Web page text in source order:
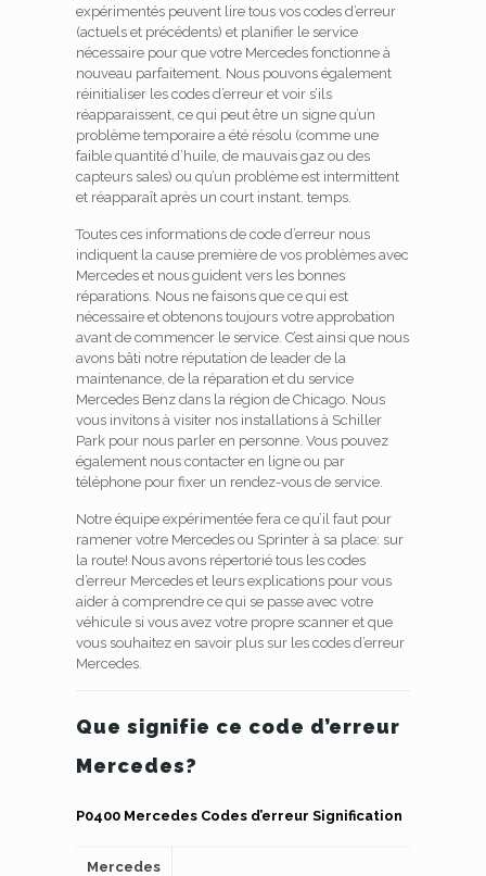
expérimentés peuvent lire tous vos codes d’erreur
(actuels et précédents) et planifier le service
nécessaire pour que votre Mercedes fonctionne à
nouveau parfaitement. Nous pouvons également
réinitialiser les codes d’erreur et voir s’ils
réapparaissent, ce qui peut être un signe qu’un
problème temporaire a été résolu (comme une
faible quantité d’huile, de mauvais gaz ou des
capteurs sales) ou qu’un problème est intermittent
et réapparaît après un court instant. temps.
Toutes ces informations de code d’erreur nous
indiquent la cause première de vos problèmes avec
Mercedes et nous guident vers les bonnes
réparations. Nous ne faisons que ce qui est
nécessaire et obtenons toujours votre approbation
avant de commencer le service. C’est ainsi que nous
avons bâti notre réputation de leader de la
maintenance, de la réparation et du service
Mercedes Benz dans la région de Chicago. Nous
vous invitons à visiter nos installations à Schiller
Park pour nous parler en personne. Vous pouvez
également nous contacter en ligne ou par
téléphone pour fixer un rendez-vous de service.
Notre équipe expérimentée fera ce qu’il faut pour
ramener votre Mercedes ou Sprinter à sa place: sur
la route! Nous avons répertorié tous les codes
d’erreur Mercedes et leurs explications pour vous
aider à comprendre ce qui se passe avec votre
véhicule si vous avez votre propre scanner et que
vous souhaitez en savoir plus sur les codes d’erreur
Mercedes.
Que signifie ce code d’erreur
Mercedes?
P0400 Mercedes Codes d’erreur Signification
Mercedes